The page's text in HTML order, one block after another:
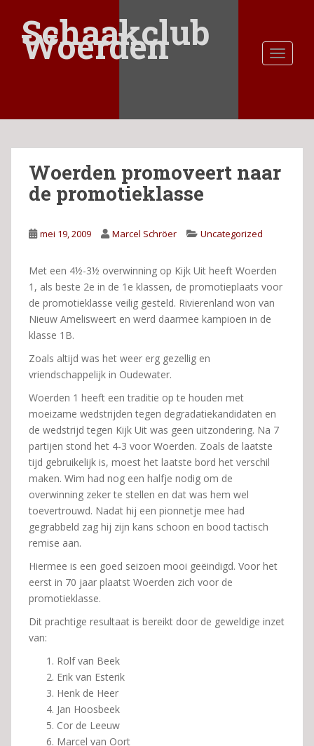
a
Schaakclub
Woerden
Woerden promoveert naar
de promotieklasse
mei 19, 2009 Marcel Schröer Uncategorized
Met een 4½-3½ overwinning op Kijk Uit heeft Woerden
1, als beste 2e in de 1e klassen, de promotieplaats voor
de promotieklasse veilig gesteld. Rivierenland won van
Nieuw Amelisweert en werd daarmee kampioen in de
klasse 1B.
Zoals altijd was het weer erg gezellig en
vriendschappelijk in Oudewater.
Woerden 1 heeft een traditie op te houden met
moeizame wedstrijden tegen degradatiekandidaten en
de wedstrijd tegen Kijk Uit was geen uitzondering. Na 7
partijen stond het 4-3 voor Woerden. Zoals de laatste
tijd gebruikelijk is, moest het laatste bord het verschil
maken. Wim had nog een halfje nodig om de
overwinning zeker te stellen en dat was hem wel
toevertrouwd. Nadat hij een pionnetje mee had
gegrabbeld zag hij zijn kans schoon en bood tactisch
remise aan.
Hiermee is een goed seizoen mooi geëindigd. Voor het
eerst in 70 jaar plaatst Woerden zich voor de
promotieklasse.
Dit prachtige resultaat is bereikt door de geweldige inzet
van:
Rolf van Beek
Erik van Esterik
Henk de Heer
Jan Hoosbeek
Cor de Leeuw
Marcel van Oort